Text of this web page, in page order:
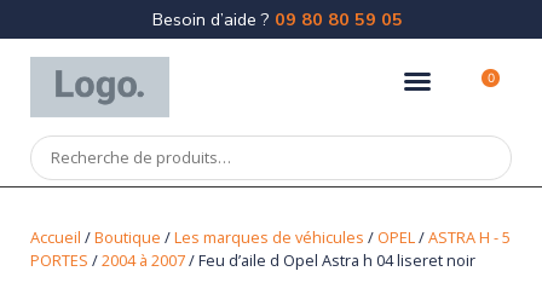
Besoin d’aide ? 09 80 80 59 05
0
Accueil /Boutique /Les marques de véhicules / OPEL/ASTRA H - 5
PORTES /2004 à 2007/ Feu d’aile d Opel Astra h 04 liseret noir